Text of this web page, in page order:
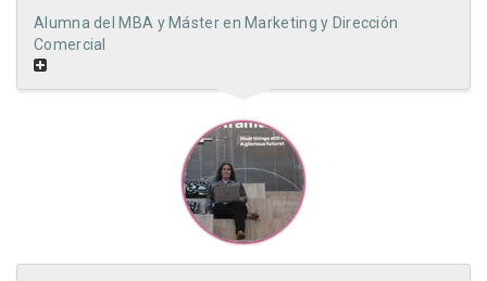
Alumna del MBA y Máster en Marketing y Dirección
Comercial